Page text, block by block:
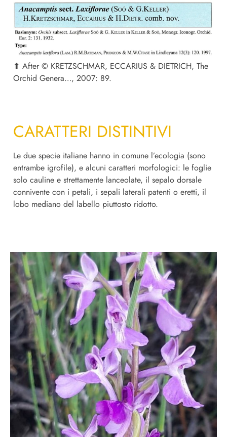
⬆︎ After © KRETZSCHMAR, ECCARIUS & DIETRICH, The
Orchid Genera…, 2007: 89.
CARATTERI DISTINTIVI
Le due specie italiane hanno in comune l’ecologia (sono
entrambe igrofile), e alcuni caratteri morfologici: le foglie
solo cauline e strettamente lanceolate, il sepalo dorsale
connivente con i petali, i sepali laterali patenti o eretti, il
lobo mediano del labello piuttosto ridotto.